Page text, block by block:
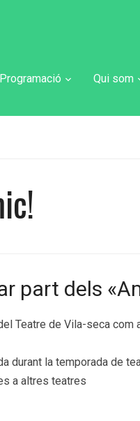
Programació Qui som
part dels
Teatre de Vila-seca
durant la temporada de
a altres teatres